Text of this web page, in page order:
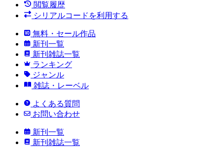
閲覧履歴
シリアルコードを利用する
無料・セール作品
新刊一覧
新刊雑誌一覧
ランキング
ジャンル
雑誌・レーベル
よくある質問
お問い合わせ
新刊一覧
新刊雑誌一覧